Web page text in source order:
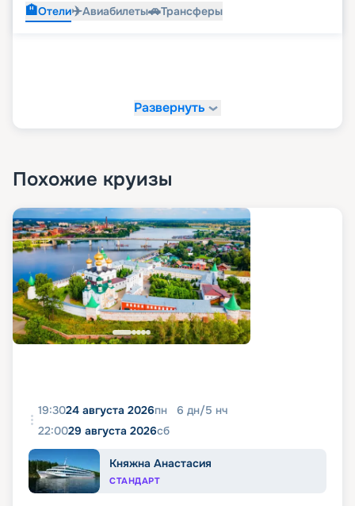
🏨Отели✈️Авиабилеты🚗Трансферы
Развернуть
Похожие круизы
19:3024 августа 2026пн 6 дн/5 нч
22:0029 августа 2026сб
Княжна Анастасия
СТАНДАРТ